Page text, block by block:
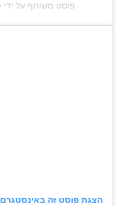
פוסט משותף על ידי ‏‎Alicia Roddy‎‏ (@‏‎lissyroddyy‎‏)
הצגת פוסט זה באינסטגרם